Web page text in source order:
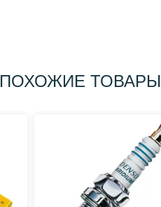
ПОХОЖИЕ ТОВАРЫ